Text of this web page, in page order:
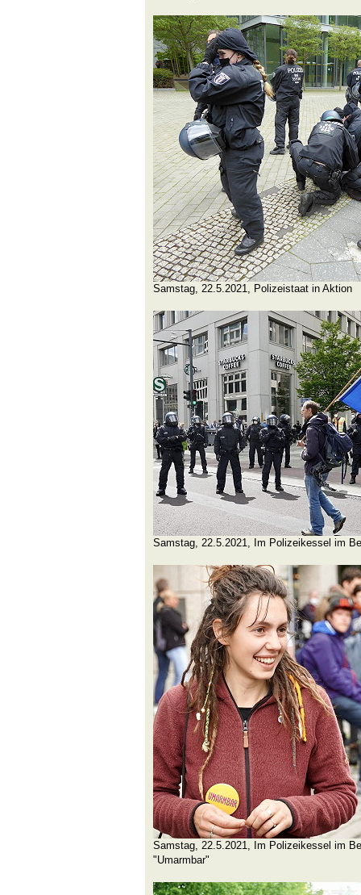
Samstag, 22.5.2021, Polizeistaat in Aktion
Samstag, 22.5.2021, Im Polizeikessel im
Samstag, 22.5.2021, Im Polizeikessel im
"Umarmbar"